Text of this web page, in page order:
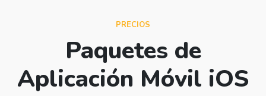
PRECIOS
Paquetes de
Aplicación Móvil iOS